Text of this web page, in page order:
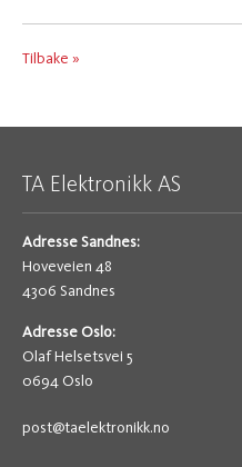
Tilbake »
TA Elektronikk AS
Adresse Sandnes:
Hoveveien 48
4306 Sandnes
Adresse Oslo:
Olaf Helsetsvei 5
0694 Oslo
post@taelektronikk.no